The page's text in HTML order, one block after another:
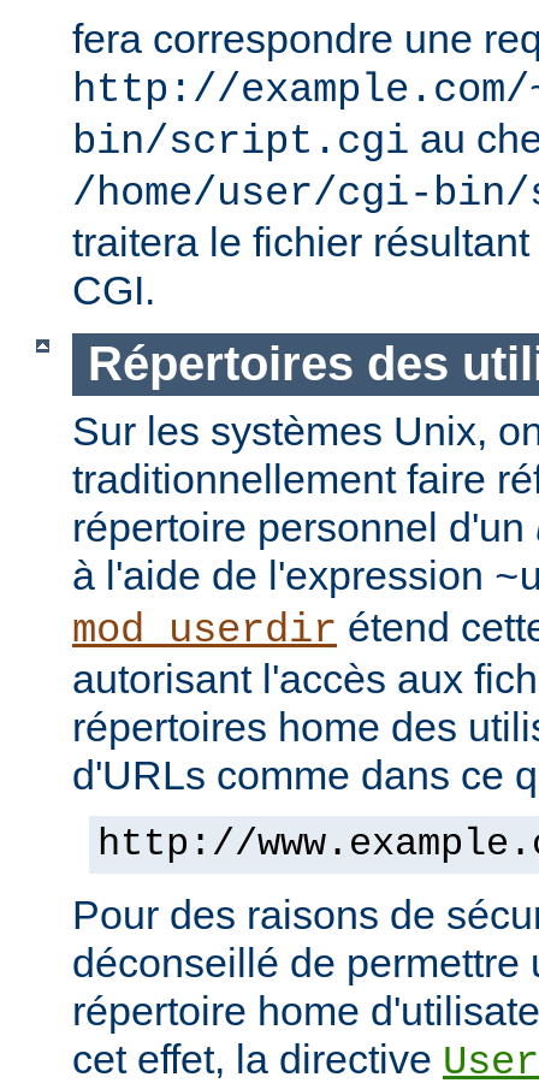
fera correspondre une
http://
bin/script.cgi au
/home/user/cgi-
traitera le fichier
CGI.
Répertoires des
Sur les systèmes Unix,
traditionnellement faire
répertoire personnel d'un
à l'aide de l'expression
mod_userdir étend
autorisant l'accès aux
répertoires home des
d'URLs comme dans ce
http://
Pour des raisons de
déconseillé de permettre
répertoire home
cet effet, la directive